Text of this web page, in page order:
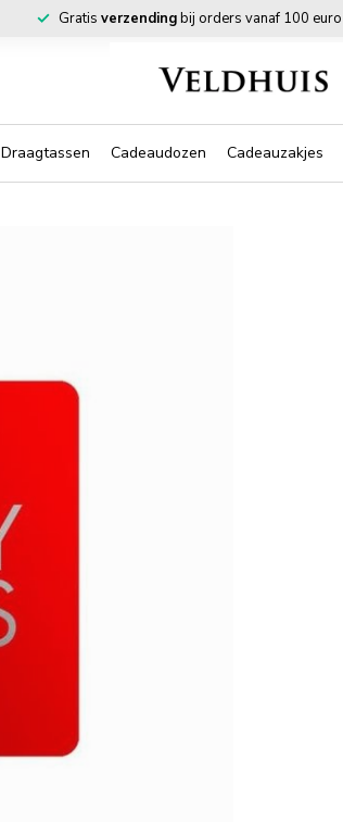
Gratis verzendingbij orders vanaf 100 euro
Draagtassen Cadeaudozen Cadeauzakjes